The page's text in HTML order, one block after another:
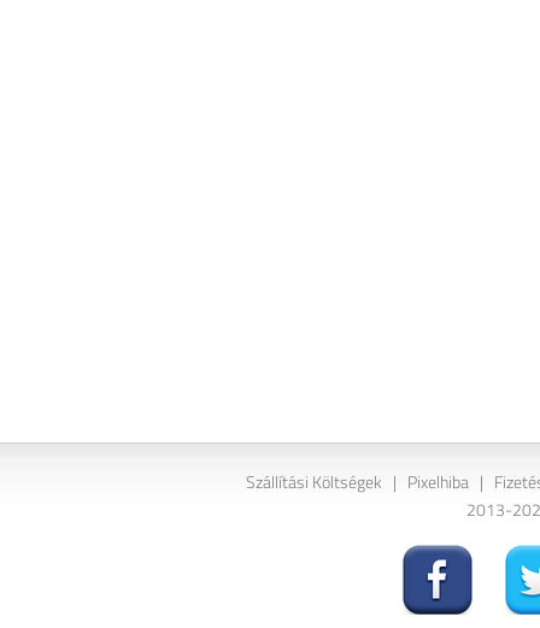
Szállítási Költségek | Pixelhiba |
2013-